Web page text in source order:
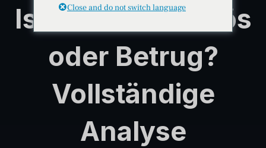
Ist BitradeX seriös
oder Betrug?
Vollständige
Analyse
Close and do not switch language